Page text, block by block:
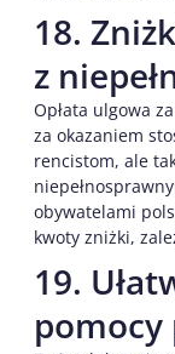
18.
z
Opłata ulgowa
za okazaniem
rencistom, ale
obywatelami
kwoty zniżki,
19.